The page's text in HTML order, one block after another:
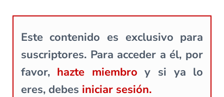
Este contenido es exclusivo para
suscriptores. Para acceder a él, por
favor, hazte miembro y si ya lo
eres, debes iniciar sesión.